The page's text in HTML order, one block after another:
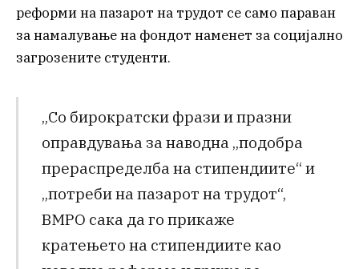
реформи на пазарот на трудот се само параван
за намалување на фондот наменет за социјално
загрозените студенти.
„Со бирократски фрази и празни
оправдувања за наводна „подобра
прераспределба на стипендиите“ и
„потреби на пазарот на трудот“,
ВМРО сака да го прикаже
кратењето на стипендиите као